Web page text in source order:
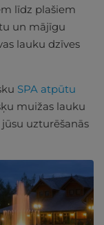
līdz plašiem
un mājīgu
lauku dzīves
SPA atpūtu
muižas lauku
uzturēšanās